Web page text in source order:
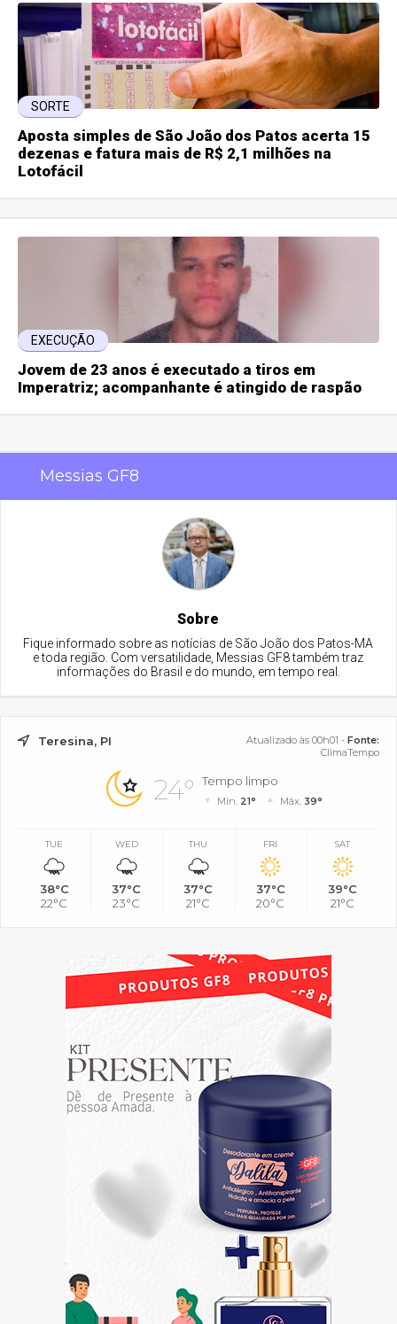
SORTE
Aposta simples de São João dos Patos acerta 15
dezenas e fatura mais de R$ 2,1 milhões na
Lotofácil
EXECUÇÃO
Jovem de 23 anos é executado a tiros em
Imperatriz; acompanhante é atingido de raspão
Messias GF8
Sobre
Fique informado sobre as notícias de São João dos Patos-MA
e toda região. Com versatilidade, Messias GF8 também traz
informações do Brasil e do mundo, em tempo real.
Teresina, PI Atualizado às 00h01 - Fonte:
ClimaTempo
24° Tempo limpo
Mín. 21° Máx. 39°
TUE
38°C
22°C
WED
37°C
23°C
THU
37°C
21°C
FRI
37°C
20°C
SAT
39°C
21°C